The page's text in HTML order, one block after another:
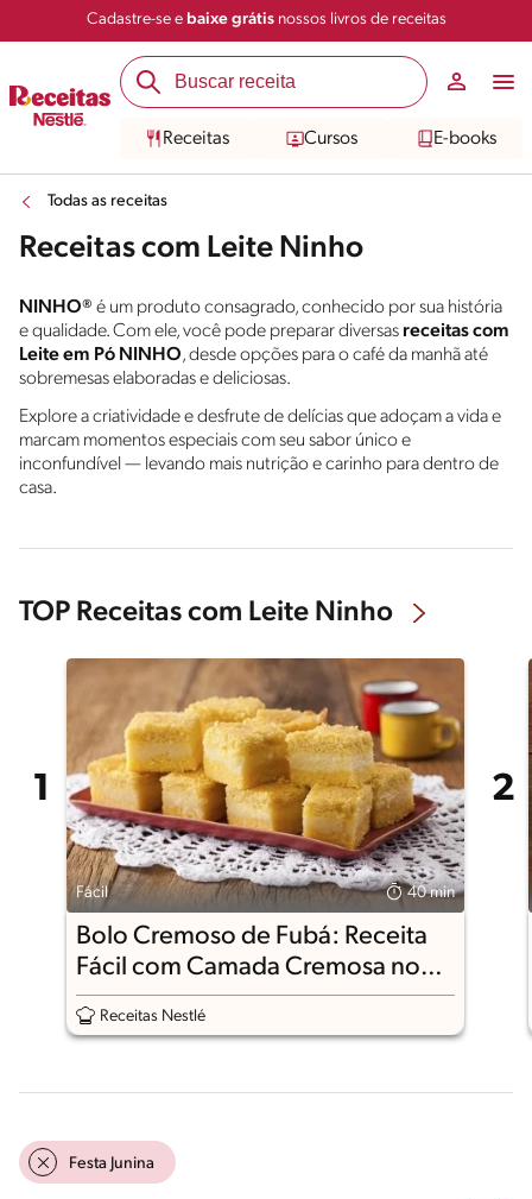
Cadastre-se e baixe grátisnossos livros de receitas
Receitas Cursos E-books
Todas as receitas
Receitas com Leite Ninho
NINHO® é um produto consagrado, conhecido por sua história
e qualidade. Com ele, você pode preparar diversas receitas com
Leite em Pó NINHO, desde opções para o café da manhã até
sobremesas elaboradas e deliciosas.
Explore a criatividade e desfrute de delícias que adoçam a vida e
marcam momentos especiais com seu sabor único e
inconfundível — levando mais nutrição e carinho para dentro de
casa.
TOP Receitas com Leite Ninho
Fácil 40 min
Bolo Cremoso de Fubá: Receita
Fácil com Camada Cremosa no
Meio
Receitas Nestlé
Festa Junina